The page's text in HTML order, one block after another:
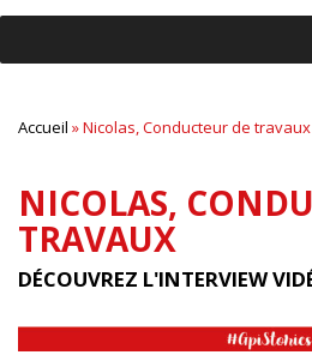
Accueil »Nicolas, Conducteur de travaux
NICOLAS,
TRAVAUX
DÉCOUVREZ L'INTERVIEW